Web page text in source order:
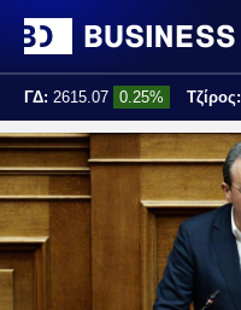
ΓΔ: 2615.07 0.25% Τζίρος:
Τελ. ενημέρωση: 17:25:01